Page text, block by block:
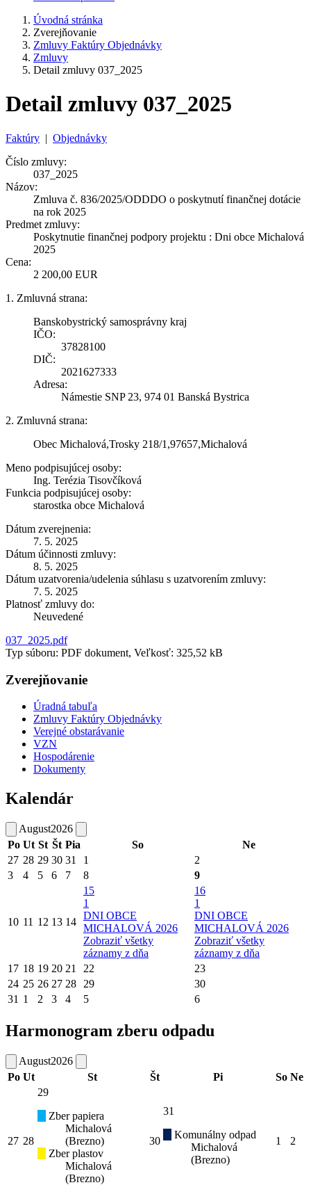
Úvodná stránka
Zverejňovanie
Zmluvy Faktúry Objednávky
Zmluvy
Detail zmluvy 037_2025
Detail zmluvy 037_2025
Faktúry | Objednávky
Číslo zmluvy:
037_2025
Názov:
Zmluva č. 836/2025/ODDDO o poskytnutí finančnej dotácie
na rok 2025
Predmet zmluvy:
Poskytnutie finančnej podpory projektu : Dni obce Michalová
2025
Cena:
2 200,00 EUR
1. Zmluvná strana:
Banskobystrický samosprávny kraj
IČO:
37828100
DIČ:
2021627333
Adresa:
Námestie SNP 23, 974 01 Banská Bystrica
2. Zmluvná strana:
Obec Michalová,Trosky 218/1,97657,Michalová
Meno podpisujúcej osoby:
Ing. Terézia Tisovčíková
Funkcia podpisujúcej osoby:
starostka obce Michalová
Dátum zverejnenia:
7. 5. 2025
Dátum účinnosti zmluvy:
8. 5. 2025
Dátum uzatvorenia/udelenia súhlasu s uzatvorením zmluvy:
7. 5. 2025
Platnosť zmluvy do:
Neuvedené
037_2025.pdf
Typ súboru: PDF dokument, Veľkosť: 325,52 kB
Zverejňovanie
Úradná tabuľa
Zmluvy Faktúry Objednávky
Verejné obstarávanie
VZN
Hospodárenie
Dokumenty
Kalendár
August2026
Po Ut St Št Pia So
Ne
27 28 29 30 31 1
2
3
4 5 6 7 8 9
10 11 12 13 14
15
1
DNI OBCE
MICHALOVÁ 2026
Zobraziť všetky
záznamy z dňa
16
1
DNI OBCE
MICHALOVÁ 2026
Zobraziť všetky
záznamy z dňa
17 18 19 20 21 22
23
24 25 26 27 28 29
30
31 1 2 3 4 5 6
Harmonogram zberu odpadu
August2026
Po Ut St Št Pi So Ne
27 28
29
Zber papiera
Michalová
(Brezno)
Zber plastov
Michalová
(Brezno)
30
31
Komunálny odpad
Michalová
(Brezno)
1 2